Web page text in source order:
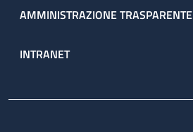
AMMINISTRAZIONE TRASPARENTE
INTRANET